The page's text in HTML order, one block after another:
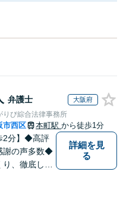
弁護士 大阪府
りび綜合法律事務所
市西区 本町駅 から徒歩1分
2分】◆高評
謝の声多数◆
、徹底して
詳細を見
る